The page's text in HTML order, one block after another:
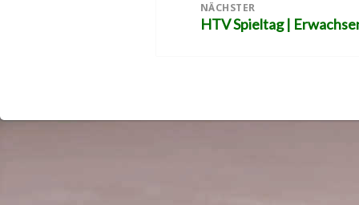
NÄCHSTER
Nächster
HTV Spieltag |